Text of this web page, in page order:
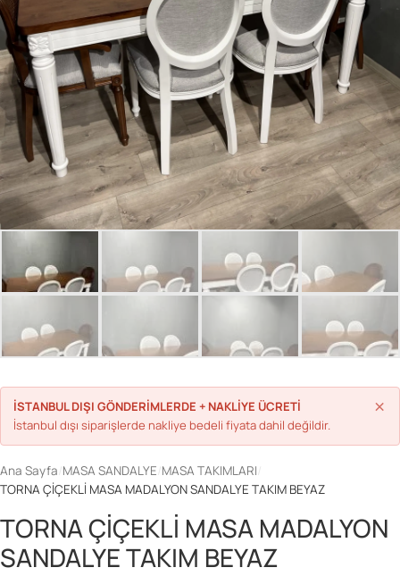
Parolanızı mı unuttunuz?
Hesap Oluştur
İSTANBUL DIŞI GÖNDERİMLERDE + NAKLİYE ÜCRETİ
İstanbul dışı siparişlerde nakliye bedeli fiyata dahil değildir.
×
Ana Sayfa MASA SANDALYE MASA TAKIMLARI
TORNA ÇİÇEKLİ MASA MADALYON SANDALYE TAKIM BEYAZ
TORNA ÇİÇEKLİ MASA MADALYON
SANDALYE TAKIM BEYAZ